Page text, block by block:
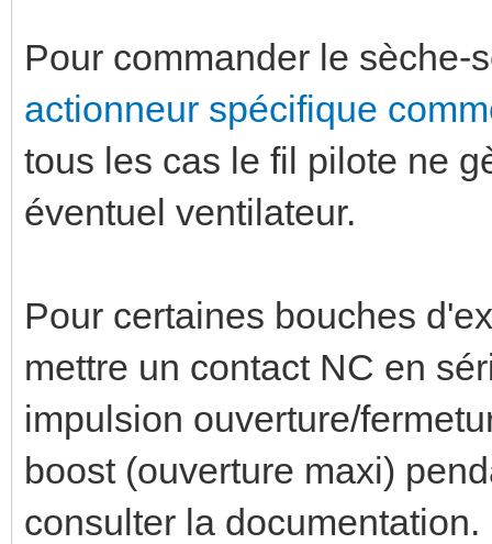
Pour commander le
actionneur spécifique
tous les cas le fil pilote ne
éventuel ventilateur.
Pour certaines bouches
mettre un contact NC en
impulsion ouverture/
boost (ouverture maxi)
consulter la documentation.